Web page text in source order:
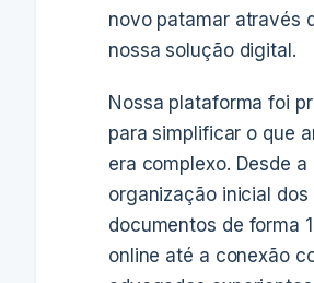
novo patamar através
nossa solução digital.
Nossa plataforma foi
para simplificar o que
era complexo. Desde a
organização inicial dos
documentos de forma
online até a conexão